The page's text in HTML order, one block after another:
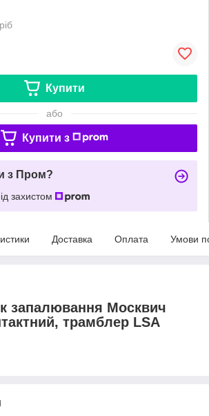
Купити
або
Купити з
з Пром?
захистом
Доставка Оплата Умови
запалювання Москвич
трамблер LSA